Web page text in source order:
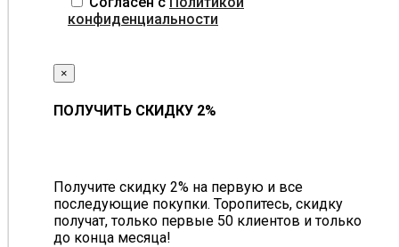
конфиденциальности
×
ПОЛУЧИТЬ СКИДКУ 2%
Получите скидку 2% на первую и все
последующие покупки. Торопитесь, скидку
получат, только первые 50 клиентов и только
до конца месяца!